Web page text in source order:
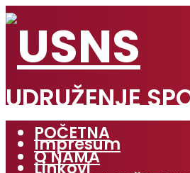
UDRUŽENJE
Impresum
Linkovi
POČETNA
O NAMA